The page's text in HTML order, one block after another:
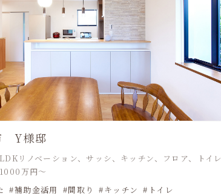
Y様邸
リノベーション、サッシ、キッチン、フロア、トイレ
万円～
補助金活用 間取り キッチン
トイレ